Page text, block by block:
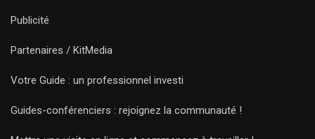
Publicité
Partenaires / KitMedia
Votre Guide : un professionnel investi
Guides-conférenciers : rejoignez la communauté !